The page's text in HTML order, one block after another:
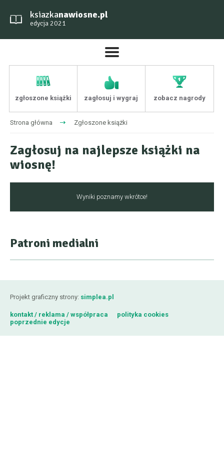
ksiazkanawiosne.pl
edycja 2021
zgłoszone książki zagłosuj i wygraj zobacz nagrody
Strona główna Zgłoszone książki
Zagłosuj na najlepsze książki na
wiosnę!
Wyniki poznamy wkrótce!
Patroni medialni
Projekt graficzny strony: simplea.pl
kontakt / reklama / współpraca
polityka cookies
poprzednie edycje